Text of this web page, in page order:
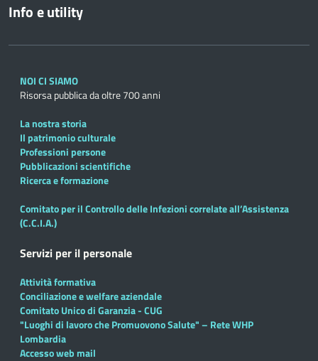
Info e utility
NOI CI SIAMO
Risorsa pubblica da oltre 700 anni
La nostra storia
Il patrimonio culturale
Professioni persone
Pubblicazioni scientifiche
Ricerca e formazione
Comitato per il Controllo delle Infezioni correlate all’Assistenza
(C.C.I.A.)
Servizi per il personale
Attività formativa
Conciliazione e welfare aziendale
Comitato Unico di Garanzia - CUG
"Luoghi di lavoro che Promuovono Salute" – Rete WHP
Lombardia
Accesso web mail